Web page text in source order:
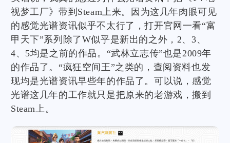
视梦工厂》带到Steam上来。因为这几年肉眼可见
的感觉光谱资讯似乎不太行了，打开官网一看“富
甲天下”系列除了W似乎是新出的之外，2、3、
4、5均是之前的作品。“武林立志传”也是2009年
的作品了。“疯狂空间王”之类的，查阅资料也发
现均是光谱资讯早些年的作品了。可以说，感觉
光谱这几年的工作就只是把原来的老游戏，搬到
Steam上。